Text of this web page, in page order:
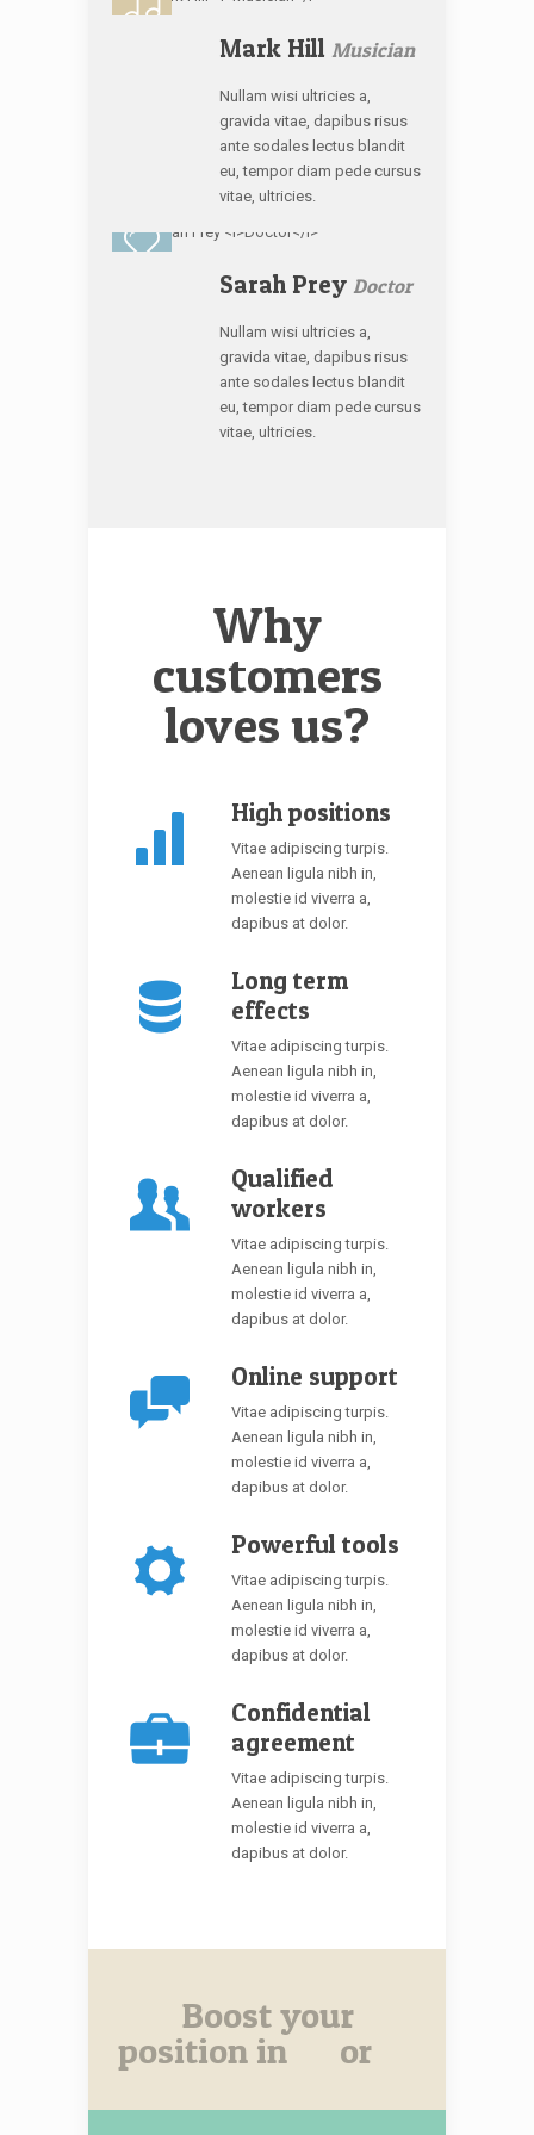
Mark Hill Musician
Nullam wisi ultricies a,
gravida vitae, dapibus risus
ante sodales lectus blandit
eu, tempor diam pede cursus
vitae, ultricies.
Sarah Prey Doctor
Nullam wisi ultricies a,
gravida vitae, dapibus risus
ante sodales lectus blandit
eu, tempor diam pede cursus
vitae, ultricies.
Why
customers
loves us?
High positions
Vitae adipiscing turpis.
Aenean ligula nibh in,
molestie id viverra a,
dapibus at dolor.
Long term
effects
Vitae adipiscing turpis.
Aenean ligula nibh in,
molestie id viverra a,
dapibus at dolor.
Qualified
workers
Vitae adipiscing turpis.
Aenean ligula nibh in,
molestie id viverra a,
dapibus at dolor.
Online support
Vitae adipiscing turpis.
Aenean ligula nibh in,
molestie id viverra a,
dapibus at dolor.
Powerful tools
Vitae adipiscing turpis.
Aenean ligula nibh in,
molestie id viverra a,
dapibus at dolor.
Confidential
agreement
Vitae adipiscing turpis.
Aenean ligula nibh in,
molestie id viverra a,
dapibus at dolor.
Boost your
position in
or